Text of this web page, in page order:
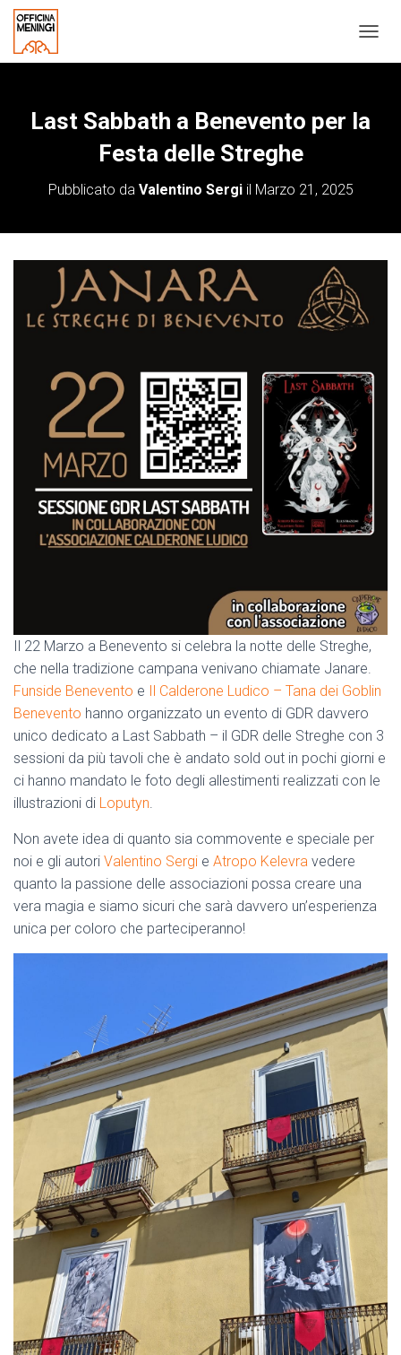
A
A
T
E
Last Sabbath a Benevento per la
Festa delle Streghe
Pubblicato da Valentino Sergiil Marzo 21, 2025
Il 22 Marzo a Benevento si celebra la notte delle Streghe,
che nella tradizione campana venivano chiamate Janare.
Funside Benevento e Il Calderone Ludico – Tana dei Goblin
Benevento hanno organizzato un evento di GDR davvero
unico dedicato a Last Sabbath – il GDR delle Streghe con 3
sessioni da più tavoli che è andato sold out in pochi giorni e
ci hanno mandato le foto degli allestimenti realizzati con le
illustrazioni di Loputyn.
Non avete idea di quanto sia commovente e speciale per
noi e gli autori Valentino Sergi e Atropo Kelevra vedere
quanto la passione delle associazioni possa creare una
vera magia e siamo sicuri che sarà davvero un’esperienza
unica per coloro che parteciperanno!